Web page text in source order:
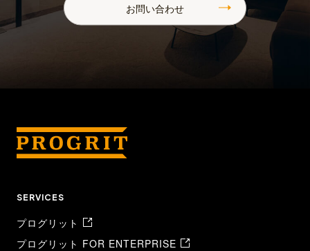
お問い合わせ
SERVICES
プログリット
プログリット FOR ENTERPRISE